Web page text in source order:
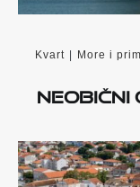
Kvart | More i